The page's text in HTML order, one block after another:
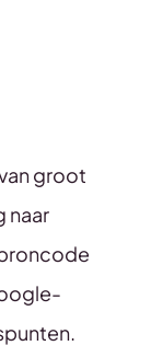
groot
naar